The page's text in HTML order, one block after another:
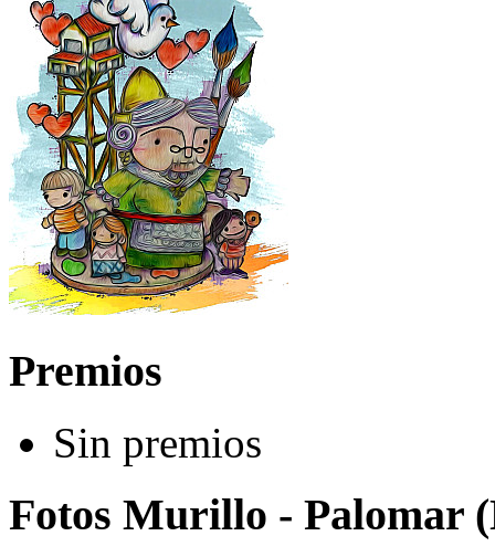
Premios
Sin premios
Fotos Murillo - Palomar